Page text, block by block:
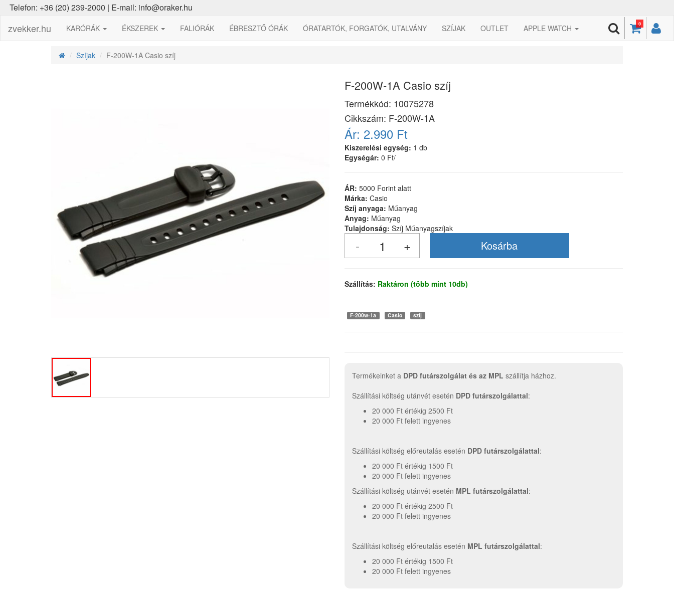
Telefon: +36 (20) 239-2000 | E-mail: info@oraker.hu
zvekker.hu 0
KARÓRÁK ÉKSZEREK FALIÓRÁK ÉBRESZTŐ ÓRÁK ÓRATARTÓK, FORGATÓK, UTALVÁNY SZÍJAK OUTLET APPLE WATCH
Szíjak F-200W-1A Casio szíj
F-200W-1A Casio szíj
Termékkód: 10075278
Cikkszám: F-200W-1A
Ár: 2.990 Ft
Kiszerelési egység: 1 db
Egységár: 0 Ft/
ÁR: 5000 Forint alatt
Márka: Casio
Szíj anyaga: Műanyag
Anyag: Műanyag
Tulajdonság: Szíj Műanyagszíjak
Szállítás: Raktáron (több mint 10db)
F-200w-1a Casio szíj
Termékeinket a DPD futárszolgálat és az MPL szállítja házhoz.
Szállítási költség utánvét esetén DPD futárszolgálattal:
20 000 Ft értékig 2500 Ft
20 000 Ft felett ingyenes
Szállítási költség előreutalás esetén DPD futárszolgálattal:
20 000 Ft értékig 1500 Ft
20 000 Ft felett ingyenes
Szállítási költség utánvét esetén MPL futárszolgálattal:
20 000 Ft értékig 2500 Ft
20 000 Ft felett ingyenes
Szállítási költség előreutalás esetén MPL futárszolgálattal:
20 000 Ft értékig 1500 Ft
20 000 Ft felett ingyenes